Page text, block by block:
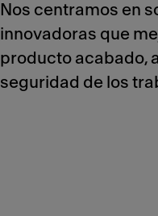
Nos centramos en
innovadoras que
producto acabado,
seguridad de los